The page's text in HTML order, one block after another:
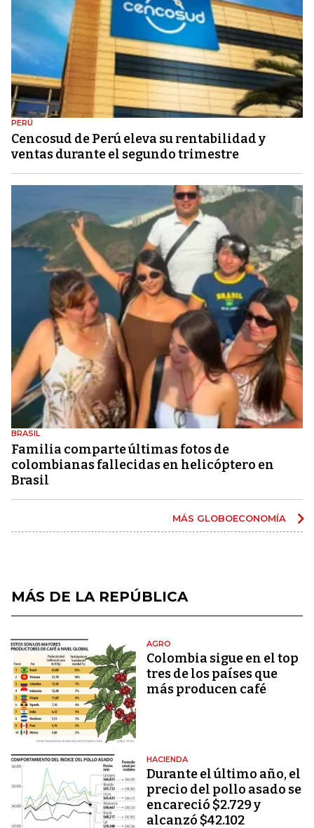
PERÚ
Cencosud de Perú eleva su rentabilidad y
ventas durante el segundo trimestre
BRASIL
Familia comparte últimas fotos de
colombianas fallecidas en helicóptero en
Brasil
MÁS GLOBOECONOMÍA
MÁS DE LA REPÚBLICA
AGRO
Colombia sigue en el top
tres de los países que
más producen café
HACIENDA
Durante el último año, el
precio del pollo asado se
encareció $2.729 y
alcanzó $42.102